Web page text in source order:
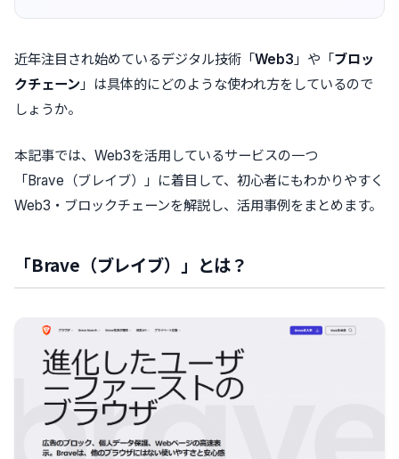
近年注目され始めているデジタル技術「Web3 」や「ブロッ
クチェーン 」は具体的にどのような使われ方をしているので
しょうか。
本記事では、Web3を活用しているサービスの一つ
「Brave（ブレイブ）」に着目して、初心者にもわかりやすく
Web3・ブロックチェーンを解説し、活用事例をまとめます。
「Brave（ブレイブ）」とは？